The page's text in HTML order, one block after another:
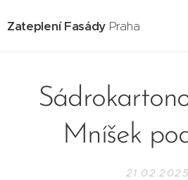
Zateplení Fasády Praha
Mníšek
21.02.2025